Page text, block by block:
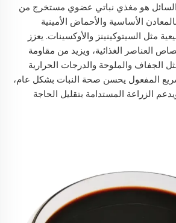
السائل هو مغذي نباتي عضوي مستخرج من
الأساسية والأحماض الأمينية
مثل السيتوكينينز والأوكسينات. يعزز
العناصر الغذائية، ويزيد من مقاومة
الجفاف والملوحة والدرجات الحرارية
المفعول يحسن صحة النبات بشكل عام،
الزراعة المستدامة بتقليل الحاجة